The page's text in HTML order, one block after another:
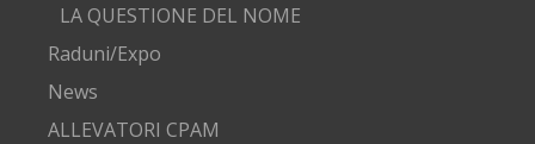
LA QUESTIONE DEL NOME
Raduni/Expo
News
ALLEVATORI CPAM